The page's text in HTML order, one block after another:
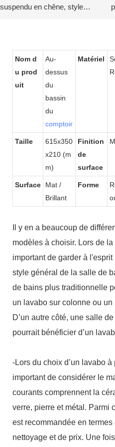
suspendu en chêne, style
Nom d
u prod
uit
Au-
dessus
du
bassin
du
comptoir
Matériel
Taille
615x350
x210 (m
m)
Finition
de
surface
Surface
Mat /
Brillant
Forme
Il y en a beaucoup de
modèles à choisir. Lors de
important de garder à l'esprit
style général de la salle de
de bains plus traditionnelle
un lavabo sur colonne ou
D’un autre côté, une salle
pourrait bénéficier d’un
-Lors du choix d’un lavabo
important de considérer le
courants comprennent la
verre, pierre et métal. Parmi
est recommandée en
nettoyage et de prix. Une